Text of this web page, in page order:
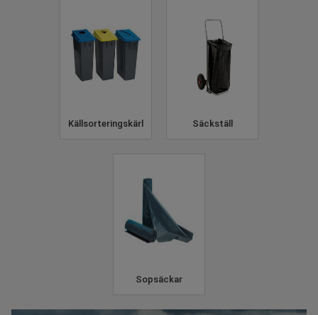
Källsorteringskärl Säckställ
Sopsäckar